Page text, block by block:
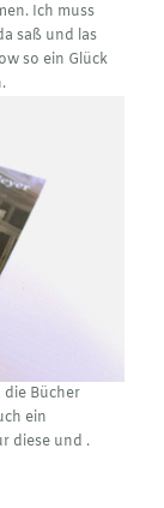
Ich muss
saß und las
so ein Glück
die Bücher
ein
diese und .